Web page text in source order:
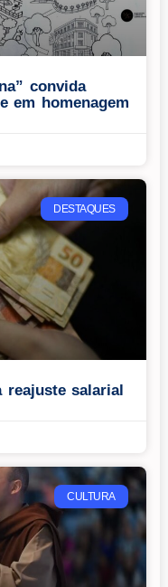
convida
em homenagem
DESTAQUES
reajuste salarial
CULTURA